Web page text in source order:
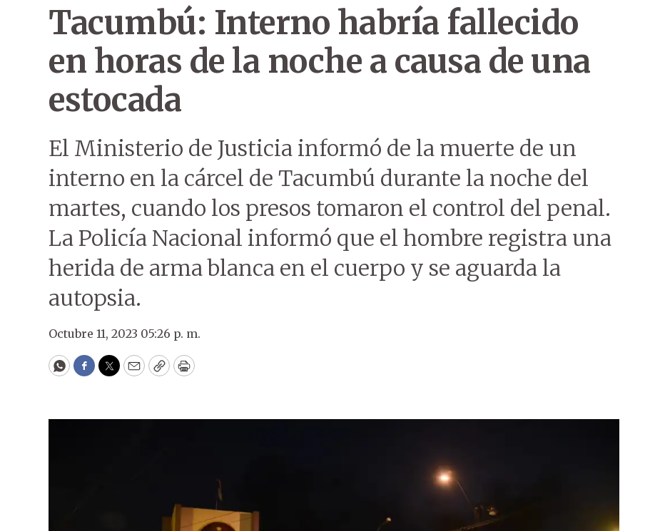
Tacumbú: Interno habría fallecido
en horas de la noche a causa de una
estocada
El Ministerio de Justicia informó de la muerte de un
interno en la cárcel de Tacumbú durante la noche del
martes, cuando los presos tomaron el control del penal.
La Policía Nacional informó que el hombre registra una
herida de arma blanca en el cuerpo y se aguarda la
autopsia.
Octubre 11, 2023 05:26 p. m.
WhatsApp
Facebook
Twitter
EmailCopyPrint